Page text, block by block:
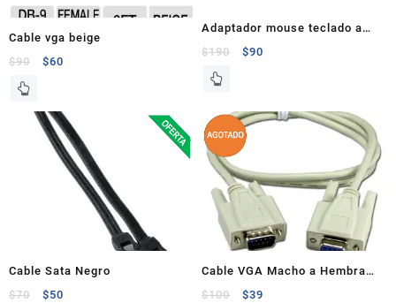
Cable vga beige
$90 $60
Adaptador mouse teclado a
usb belkin
$190 $90
Cable Sata Negro
$70 $50
Cable VGA Macho a Hembra
1.8 M – Usado
$100 $39